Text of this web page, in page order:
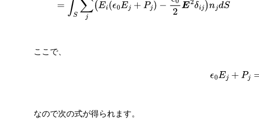
ここで、
ϵ0 Ej+Pj=
なので次の式が得られます。